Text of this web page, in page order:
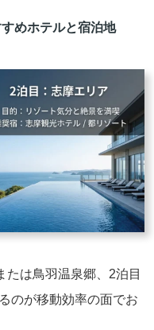
めホテルと宿泊地
たは鳥羽温泉郷、2泊目
のが移動効率の面でお